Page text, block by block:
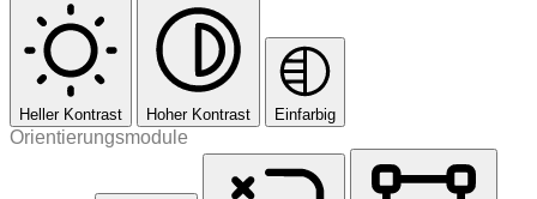
Heller Kontrast Hoher Kontrast Einfarbig
Orientierungsmodule